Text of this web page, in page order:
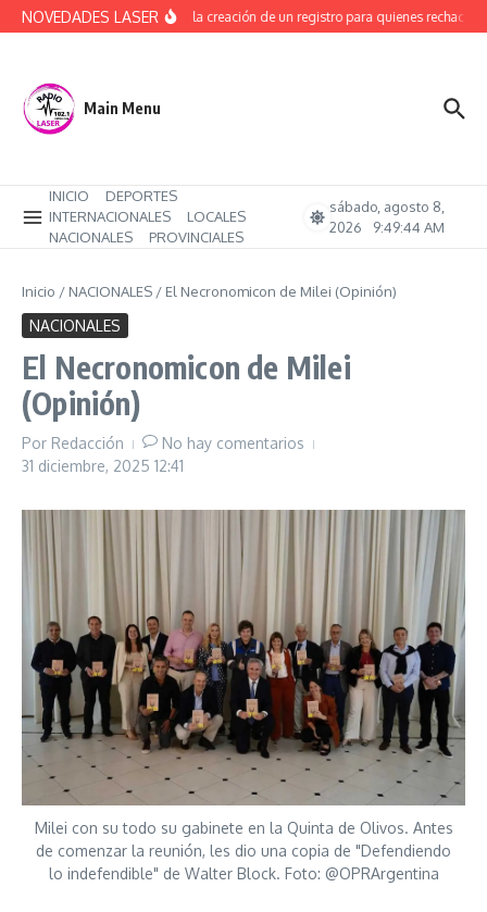
Saltar al contenido
NOVEDADES LASERAvanza la creación de un registro para quienes rechacen
Main Menu
INICIO
DEPORTES
INTERNACIONALES
LOCALES
NACIONALES
PROVINCIALES
sábado, agosto 8,
2026
9:49:45 AM
Inicio / NACIONALES / El Necronomicon de Milei (Opinión)
NACIONALES
El Necronomicon de Milei
(Opinión)
Por Redacción
No hay comentarios
31 diciembre, 2025 12:41
Milei con su todo su gabinete en la Quinta de Olivos. Antes
de comenzar la reunión, les dio una copia de "Defendiendo
lo indefendible" de Walter Block. Foto: @OPRArgentina